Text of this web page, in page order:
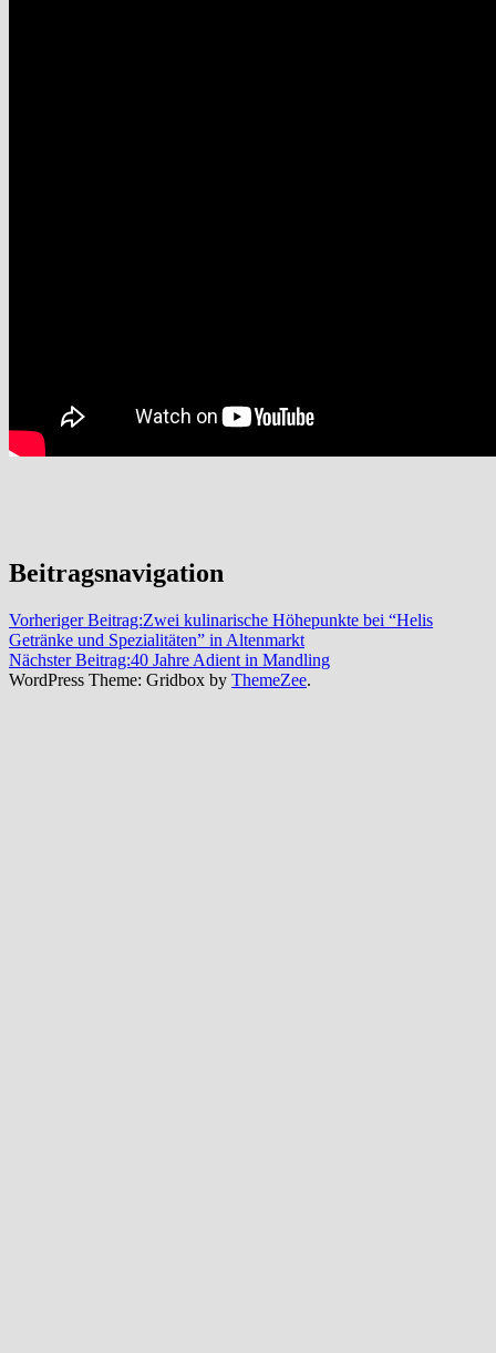
Beitragsnavigation
Vorheriger Beitrag:Zwei kulinarische Höhepunkte bei “Helis
Getränke und Spezialitäten” in Altenmarkt
Nächster Beitrag:40 Jahre Adient in Mandling
WordPress Theme: Gridbox by ThemeZee.